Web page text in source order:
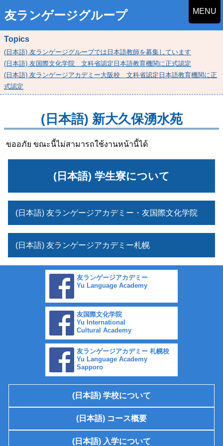
友ランゲージグループ MENU
Topics
(日本語) 友ランゲージグループでは日本語教師を募集しています
(日本語) 友国際文化学院 文科省認定日本語教育機関に正式認定
(日本語) 友ランゲージアカデミー大阪校 文科省認定日本語教育機関に正
式認定
(日本語) 新大久保湧水苑
ขออภัย ขณะนี้ไม่สามารถใช้งานหน้านี้ได้
(日本語) 学生寮について
(日本語) 友ランゲージアカデミー・友国際文化学院
(日本語) 友ランゲージアカデミー札幌
友ランゲージアカデミー
Yu Language Academy
友国際文化学院
Yu International
Cultural Academy
友ランゲージアカデミー 札幌校
Yu Language Academy
Sapporo
(日本語) 学校について
(日本語) コース概要
(日本語) 入学について